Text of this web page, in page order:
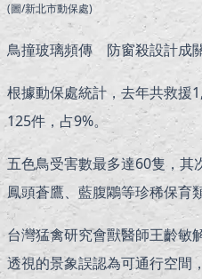
(圖/新北市動保處)
鳥撞玻璃頻傳 防窗殺設計成
根據動保處統計，去年共救援
125件，占9%。
五色鳥受害數最多達60隻，其
鳳頭蒼鷹、藍腹鷴等珍稀保育
台灣猛禽研究會獸醫師王齡敏
透視的景象誤認為可通行空間